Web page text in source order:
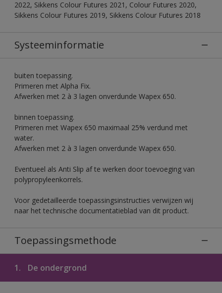
2022, Sikkens Colour Futures 2021, Colour Futures 2020,
Sikkens Colour Futures 2019, Sikkens Colour Futures 2018
Systeeminformatie
buiten toepassing.
Primeren met Alpha Fix.
Afwerken met 2 à 3 lagen onverdunde Wapex 650.
binnen toepassing.
Primeren met Wapex 650 maximaal 25% verdund met
water.
Afwerken met 2 à 3 lagen onverdunde Wapex 650.
Eventueel als Anti Slip af te werken door toevoeging van
polypropyleenkorrels.
Voor gedetailleerde toepassingsinstructies verwijzen wij
naar het technische documentatieblad van dit product.
Toepassingsmethode
1. De ondergrond